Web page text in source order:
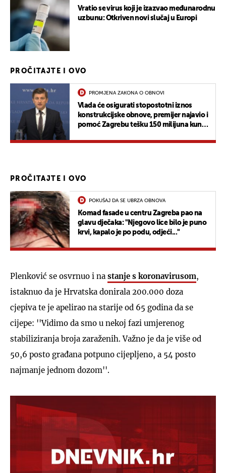
Vratio se virus koji je izazvao međunarodnu
uzbunu: Otkriven novi slučaj u Europi
PROČITAJTE I OVO
PROMJENA ZAKONA O OBNOVI
Vlada će osigurati stopostotni iznos
konstrukcijske obnove, premijer najavio i
pomoć Zagrebu tešku 150 milijuna kuna:
PROČITAJTE I OVO
POKUŠAJ DA SE UBRZA OBNOVA
Komad fasade u centru Zagreba pao na
glavu dječaka: "Njegovo lice bilo je puno
krvi, kapalo je po podu, odjeći..."
Plenković se osvrnuo i na stanje s koronavirusom,
istaknuo da je Hrvatska donirala 200.000 doza
cjepiva te je apelirao na starije od 65 godina da se
cijepe: ''Vidimo da smo u nekoj fazi umjerenog
stabiliziranja broja zaraženih. Važno je da je više od
50,6 posto građana potpuno cijepljeno, a 54 posto
najmanje jednom dozom''.